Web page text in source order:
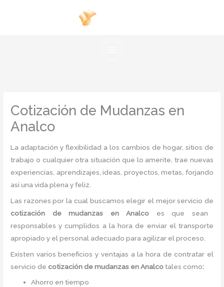
Cotización de Mudanzas en
Analco
La adaptación y flexibilidad a los cambios de hogar, sitios de
trabajo o cualquier otra situación que lo amerite, trae nuevas
experiencias, aprendizajes, ideas, proyectos, metas, forjando
así una vida plena y feliz.
Las razones por la cual buscamos elegir el mejor servicio de
cotización de mudanzas
en Analco es
que sean
responsables y cumplidos a la hora de enviar el transporte
apropiado y el personal adecuado para agilizar el proceso.
Existen varios beneficios y ventajas a la hora de contratar el
servicio de cotización de mudanzas en Analco tales como:
Ahorro en tiempo